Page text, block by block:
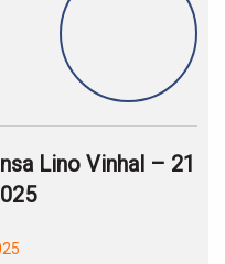
Lino Vinhal – 21